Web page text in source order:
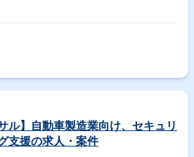
ル】自動車製造業向け、セキュリ
支援の求人・案件